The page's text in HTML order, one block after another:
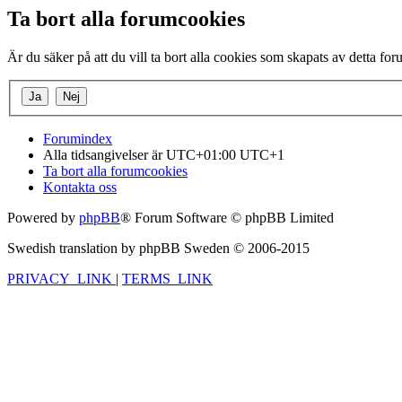
Ta bort alla forumcookies
Är du säker på att du vill ta bort alla cookies som skapats av detta
Forumindex
Alla tidsangivelser är UTC+01:00 UTC+1
Ta bort alla forumcookies
Kontakta oss
Powered by phpBB® Forum Software © phpBB Limited
Swedish translation by phpBB Sweden © 2006-2015
PRIVACY_LINK | TERMS_LINK